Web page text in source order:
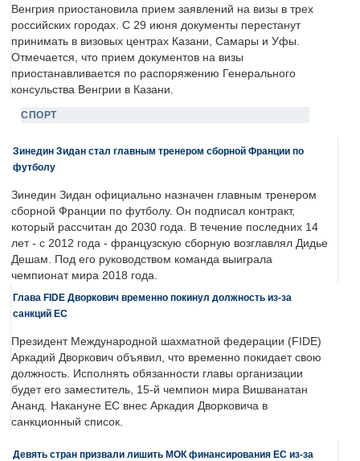
Венгрия приостановила прием заявлений на визы в трех
российских городах. С 29 июня документы перестанут
принимать в визовых центрах Казани, Самары и Уфы.
Отмечается, что прием документов на визы
приостанавливается по распоряжению Генерального
консульства Венгрии в Казани.
СПОРТ
Зинедин Зидан стал главным тренером сборной Франции по
футболу
Зинедин Зидан официально назначен главным тренером
сборной Франции по футболу. Он подписал контракт,
который рассчитан до 2030 года. В течение последних 14
лет - с 2012 года - французскую сборную возглавлял Дидье
Дешам. Под его руководством команда выиграла
чемпионат мира 2018 года.
Глава FIDE Дворкович временно покинул должность из-за
санкций ЕС
Президент Международной шахматной федерации (FIDE)
Аркадий Дворкович объявил, что временно покидает свою
должность. Исполнять обязанности главы организации
будет его заместитель, 15-й чемпион мира Вишванатан
Ананд. Накануне ЕС внес Аркадия Дворковича в
санкционный список.
Девять стран призвали лишить МОК финансирования ЕС из-за